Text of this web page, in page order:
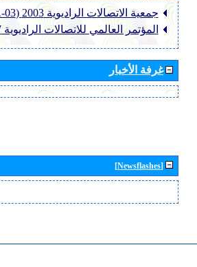
جمعية الاتصالات الراديوية 2003 (RA-03)
المؤتمر العالمي للاتصالات الراديوية 2007 (WRC-07)
غرفة الأخبار
[Newsflashes]